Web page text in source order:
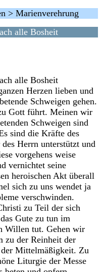
> Marienverehrung
alle Bosheit
alle Bosheit
Herzen lieben und
Schweigen gehen.
Gott führt. Meinen wir
Schweigen sind
sind die Kräfte des
Herrn unterstützt und
vorgehens weise
vernichtet seine
heroischen Akt überall
sich zu uns wendet ja
verschwinden.
zu Teil der sich
Gute zu tun im
Willen tut. Gehen wir
zu der Reinheit der
Mittelmäßigkeit. Zu
Liturgie der Messe